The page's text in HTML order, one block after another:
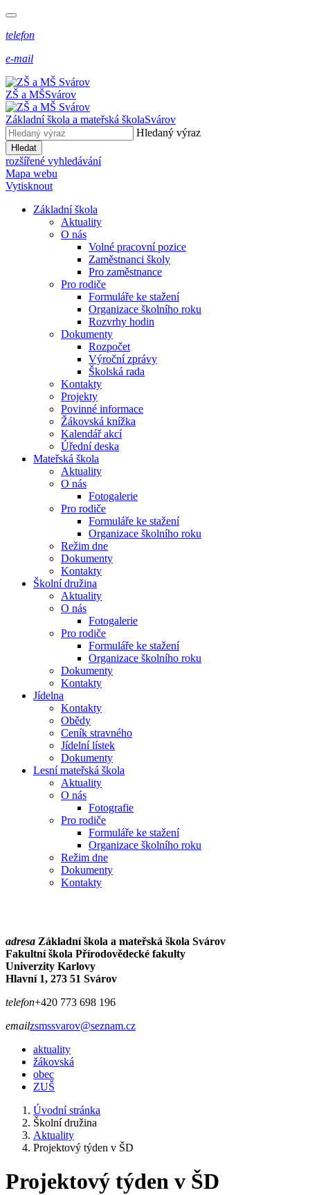
telefon
e-mail
ZŠ a MŠSvárov
Základní škola a mateřská školaSvárov
Hledaný výraz
Hledat
rozšířené vyhledávání
Mapa webu
Vytisknout
Základní škola
Aktuality
O nás
Volné pracovní pozice
Zaměstnanci školy
Pro zaměstnance
Pro rodiče
Formuláře ke stažení
Organizace školního roku
Rozvrhy hodin
Dokumenty
Rozpočet
Výroční zprávy
Školská rada
Kontakty
Projekty
Povinné informace
Žákovská knížka
Kalendář akcí
Úřední deska
Mateřská škola
Aktuality
O nás
Fotogalerie
Pro rodiče
Formuláře ke stažení
Organizace školního roku
Režim dne
Dokumenty
Kontakty
Školní družina
Aktuality
O nás
Fotogalerie
Pro rodiče
Formuláře ke stažení
Organizace školního roku
Dokumenty
Kontakty
Jídelna
Kontakty
Obědy
Ceník stravného
Jídelní lístek
Dokumenty
Lesní mateřská škola
Aktuality
O nás
Fotografie
Pro rodiče
Formuláře ke stažení
Organizace školního roku
Režim dne
Dokumenty
Kontakty
adresa Základní škola a mateřská škola Svárov
Fakultní škola Přírodovědecké fakulty
Univerzity Karlovy
Hlavní 1, 273 51 Svárov
telefon+420 773 698 196
emailzsmssvarov@seznam.cz
aktuality
žákovská
obec
ZUŠ
Úvodní stránka
Školní družina
Aktuality
Projektový týden v ŠD
Projektový týden v ŠD